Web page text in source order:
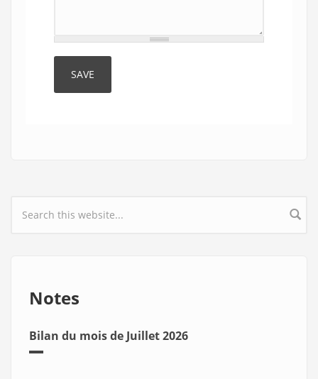
Search form
Notes
Bilan du mois de Juillet 2026